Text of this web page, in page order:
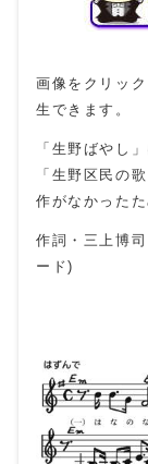
画像をクリッ
生できます。
「生野ばやし
「生野区民の
作がなかった
作詞・三上
ード)